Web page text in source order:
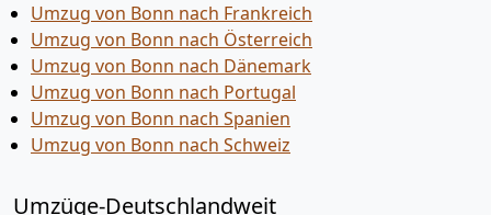
Umzug von Bonn nach Frankreich
Umzug von Bonn nach Österreich
Umzug von Bonn nach Dänemark
Umzug von Bonn nach Portugal
Umzug von Bonn nach Spanien
Umzug von Bonn nach Schweiz
Umzüge-Deutschlandweit